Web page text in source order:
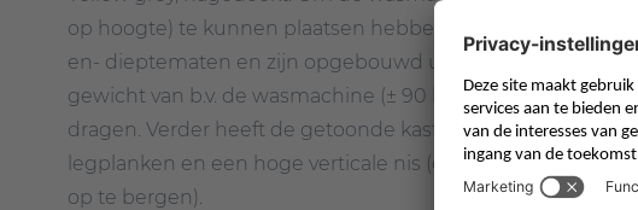
op hoogte) te kunnen plaatsen hebben deze kasten
en- dieptematen en zijn opgebouwd uit andere materialen
gewicht van b.v. de wasmachine (± 90 kg) zonder
dragen. Verder heeft de getoonde kastenwand een kast
legplanken en een hoge verticale nis (om b.v. de
op te bergen).